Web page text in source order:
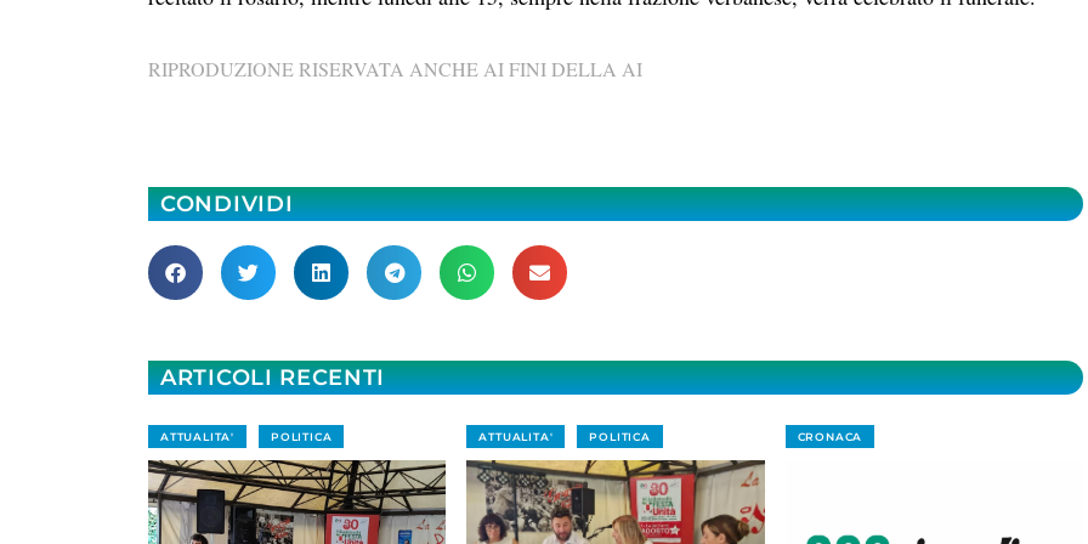
RIPRODUZIONE RISERVATA ANCHE AI FINI DELLA AI
CONDIVIDI
ARTICOLI RECENTI
ATTUALITA' POLITICA ATTUALITA' POLITICA CRONACA